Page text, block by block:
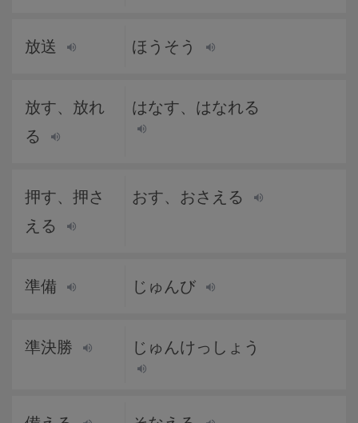
放送 ほうそう
放す、放れ
る
はなす、はなれる
押す、押さ
える
おす、おさえる
準備 じゅんび
準決勝 じゅんけっしょう